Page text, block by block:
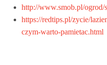
http://www.smob.pl/ogrod/
https://redtips.pl/zycie/
czym-warto-pamietac.html